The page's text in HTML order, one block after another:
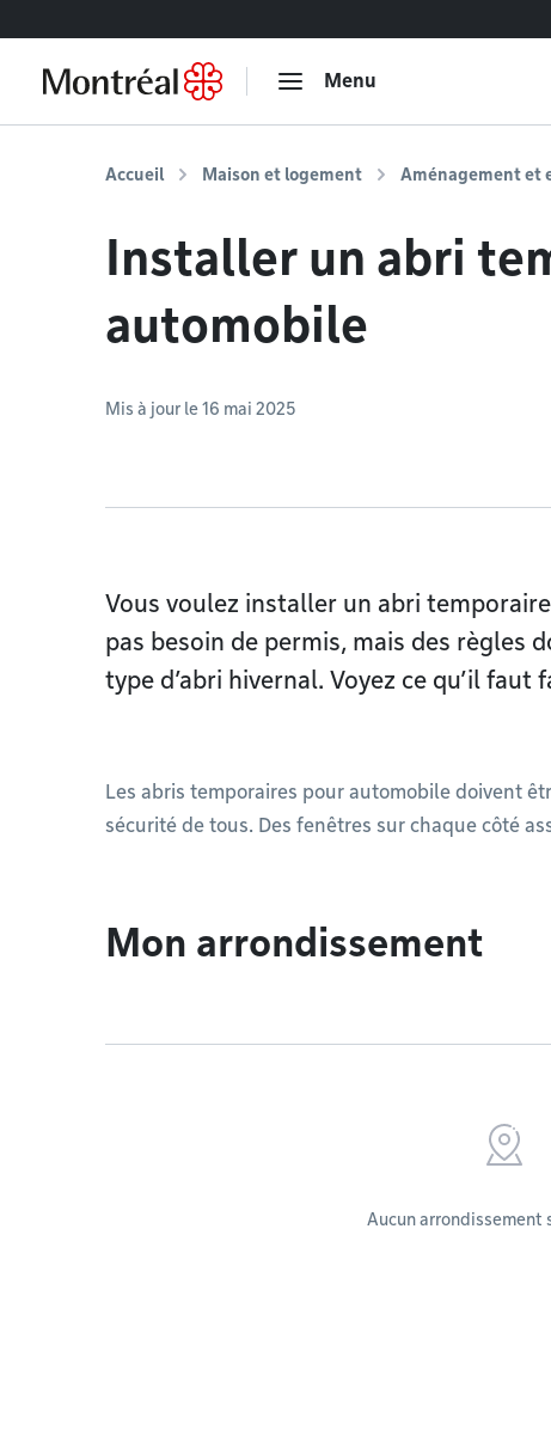
Menu
Accueil Maison et logement Aménagement et
Installer un abri
automobile
Mis à jour le 16 mai 2025
Vous voulez installer un abri
pas besoin de permis, mais des règles
type d’abri hivernal. Voyez ce qu’il
Les abris temporaires pour automobile doivent
sécurité de tous. Des fenêtres sur chaque côté
Mon arrondissement
Aucun arrondissement